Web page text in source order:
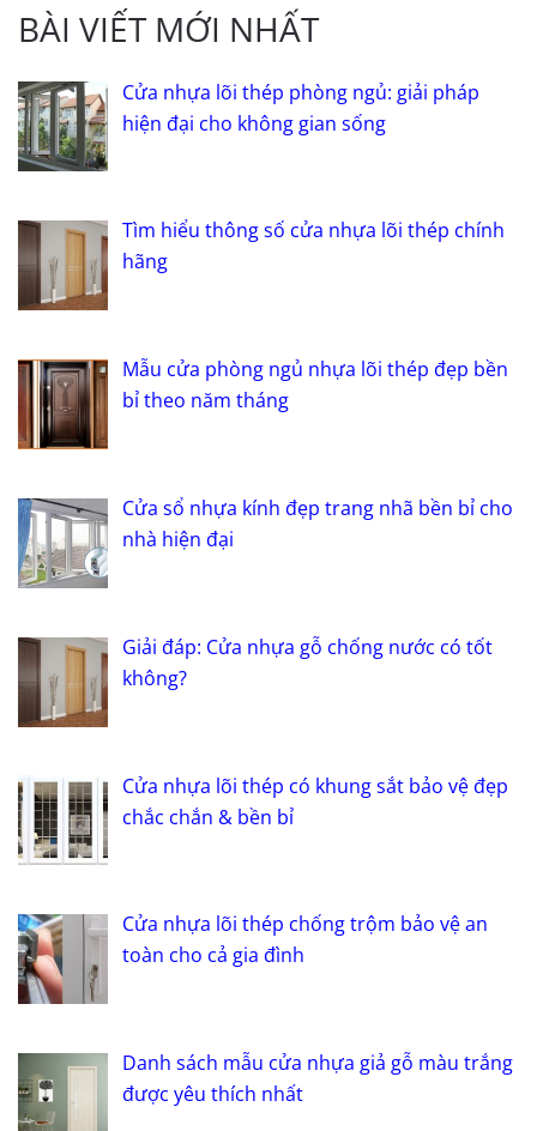
BÀI VIẾT MỚI NHẤT
Cửa nhựa lõi thép phòng ngủ: giải pháp
hiện đại cho không gian sống
Tìm hiểu thông số cửa nhựa lõi thép chính
hãng
Mẫu cửa phòng ngủ nhựa lõi thép đẹp bền
bỉ theo năm tháng
Cửa sổ nhựa kính đẹp trang nhã bền bỉ cho
nhà hiện đại
Giải đáp: Cửa nhựa gỗ chống nước có tốt
không?
Cửa nhựa lõi thép có khung sắt bảo vệ đẹp
chắc chắn & bền bỉ
Cửa nhựa lõi thép chống trộm bảo vệ an
toàn cho cả gia đình
Danh sách mẫu cửa nhựa giả gỗ màu trắng
được yêu thích nhất